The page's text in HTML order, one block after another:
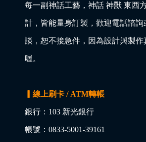
每一副神話工藝，神話 神獸 東西
計，皆能量身訂製，歡迎電話諮
談，恕不接急件，因為設計與製作
喔。
▎線上刷卡 / ATM轉帳
銀行：103 新光銀行
帳號：0833-5001-39161